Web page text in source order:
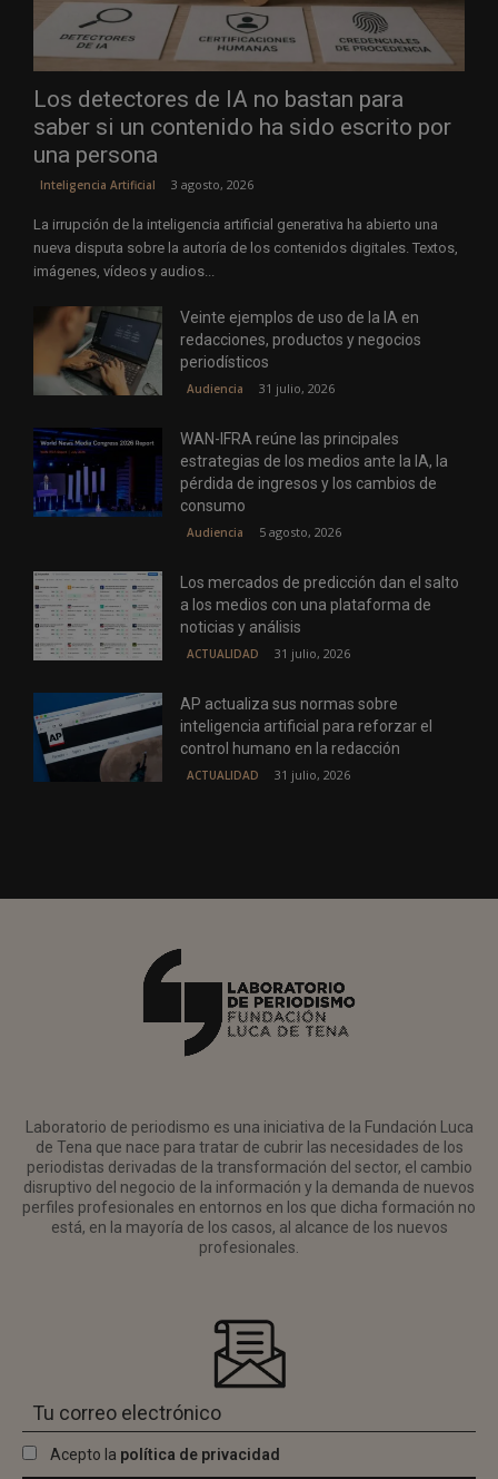
Los detectores de IA no bastan para
saber si un contenido ha sido escrito por
una persona
Inteligencia Artificial 3 agosto, 2026
La irrupción de la inteligencia artificial generativa ha abierto una
nueva disputa sobre la autoría de los contenidos digitales. Textos,
imágenes, vídeos y audios...
Veinte ejemplos de uso de la IA en
redacciones, productos y negocios
periodísticos
Audiencia 31 julio, 2026
WAN-IFRA reúne las principales
estrategias de los medios ante la IA, la
pérdida de ingresos y los cambios de
consumo
Audiencia 5 agosto, 2026
Los mercados de predicción dan el salto
a los medios con una plataforma de
noticias y análisis
ACTUALIDAD 31 julio, 2026
AP actualiza sus normas sobre
inteligencia artificial para reforzar el
control humano en la redacción
ACTUALIDAD 31 julio, 2026
Laboratorio de periodismo es una iniciativa de la Fundación Luca
de Tena que nace para tratar de cubrir las necesidades de los
periodistas derivadas de la transformación del sector, el cambio
disruptivo del negocio de la información y la demanda de nuevos
perfiles profesionales en entornos en los que dicha formación no
está, en la mayoría de los casos, al alcance de los nuevos
profesionales.
Acepto la política de privacidad